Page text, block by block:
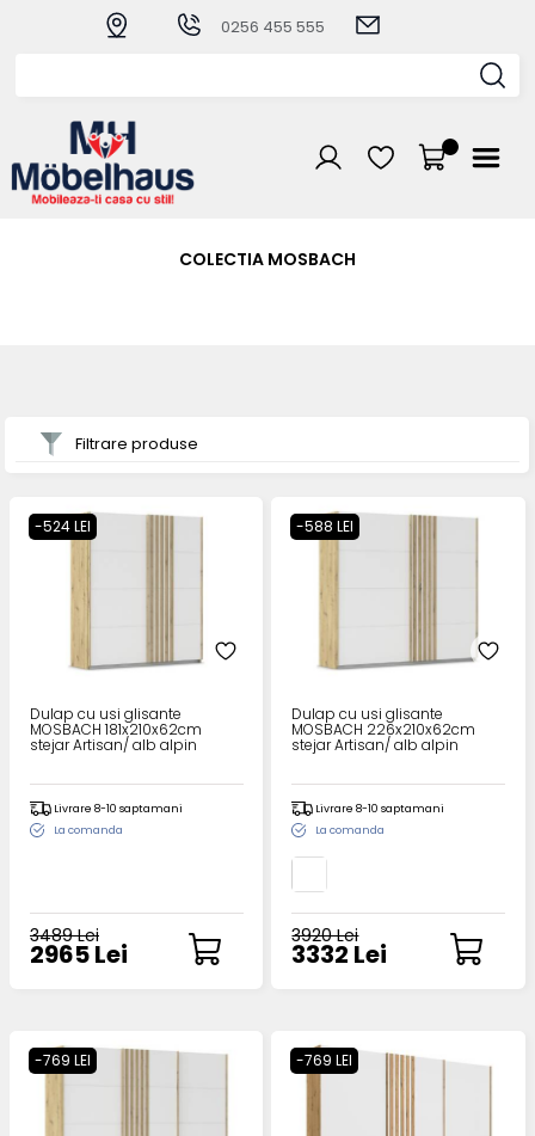
0256 455 555
COLECTIA MOSBACH
Filtrare produse
-524 LEI
Dulap cu usi glisante
MOSBACH 181x210x62cm
stejar Artisan/ alb alpin
Livrare 8-10 saptamani
La comanda
3489 Lei
2965 Lei
-588 LEI
Dulap cu usi glisante
MOSBACH 226x210x62cm
stejar Artisan/ alb alpin
Livrare 8-10 saptamani
La comanda
3920 Lei
3332 Lei
-769 LEI -769 LEI